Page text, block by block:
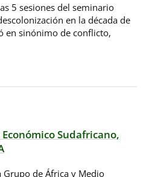
5 sesiones del seminario
en la década de
en sinónimo de conflicto,
Sudafricano,
Grupo de África y Medio